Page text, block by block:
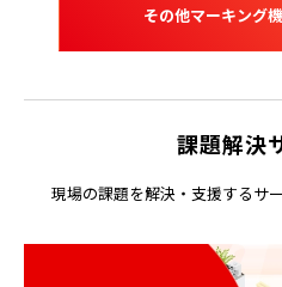
その他マーキング
課題解決
現場の課題を解決・支援するサ